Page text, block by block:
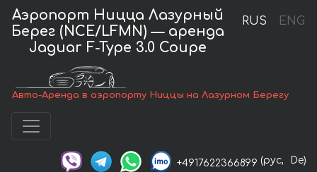
RUS ENG
Аэропорт Ницца Лазурный
Берег (NCE/LFMN) — аренда
Jaguar F-Type 3.0 Coupe
Авто-Аренда в аэропорту Ниццы на Лазурном Берегу
+4917622366899 (рус, De)